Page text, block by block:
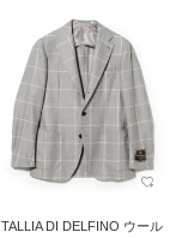
TALLIA DI DELFINO ウール